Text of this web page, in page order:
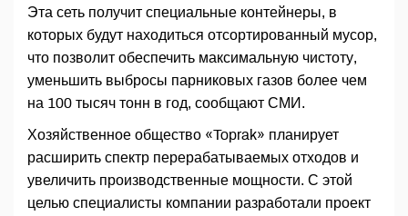
Эта сеть получит специальные контейнеры, в
которых будут находиться отсортированный мусор,
что позволит обеспечить максимальную чистоту,
уменьшить выбросы парниковых газов более чем
на 100 тысяч тонн в год, сообщают СМИ.
Хозяйственное общество «Toprak» планирует
расширить спектр перерабатываемых отходов и
увеличить производственные мощности. С этой
целью специалисты компании разработали проект